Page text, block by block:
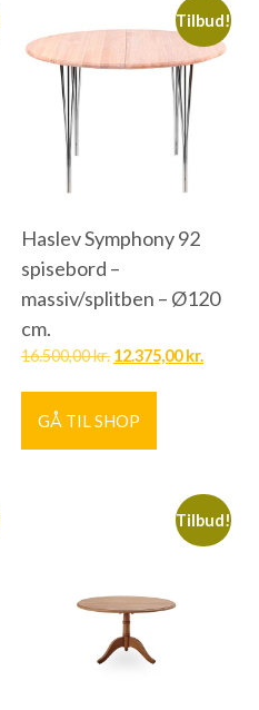
Tilbud!
Haslev Symphony 92
spisebord –
massiv/splitben – Ø120
cm.
16.500,00kr. 12.375,00kr.
GÅ TIL SHOP
Tilbud!